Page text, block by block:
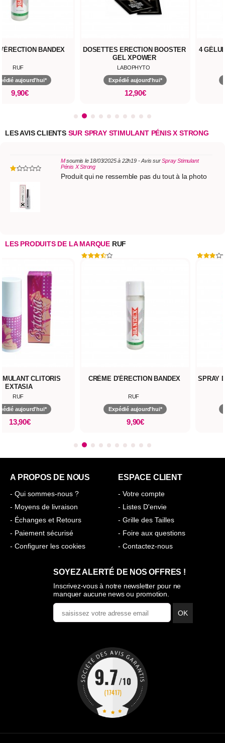
BANDEX
RUF
aujourd'hui*
9,90€
DOSETTES ERECTION BOOSTER
GEL XPOWER
LABOPHYTO
Expédié aujourd'hui*
12,90€
4
LES AVIS CLIENTSSUR SPRAY STIMULANT PÉNIS X STRONG
Msoumis le 18/03/2025 à 22h19 - Avis surSpray Stimulant
Pénis X Strong
Produit qui ne ressemble pas du tout à la photo
LES PRODUITS DE LA MARQUE RUF
CLITORIS
EXTASIA
RUF
aujourd'hui*
13,90€
CRÈME D'ÉRECTION BANDEX
RUF
Expédié aujourd'hui*
9,90€
SPRAY
A PROPOS DE NOUS
- Qui sommes-nous ?
- Moyens de livraison
- Échanges et Retours
- Paiement sécurisé
- Configurer les cookies
ESPACE CLIENT
- Votre compte
- Listes D'envie
- Grille des Tailles
- Foire aux questions
- Contactez-nous
SOYEZ ALERTÉ DE NOS OFFRES !
Inscrivez-vous à notre newsletter pour ne
manquer aucune news ou promotion.
OK